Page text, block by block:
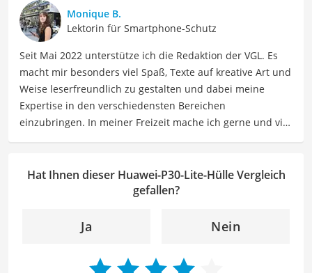
detaillierte Produktvergleiche, Kaufberatungen und
technische Analysen, um Verbrauchern dabei zu helfen,
sowohl informierte Entscheidungen zu treffen als auch
die besten elektronischen Lösungen für ihre Bedürfnisse
zu finden.
Der Huawei-P30-Lite-Hülle-Vergleich ist aus unserer Sicht
besonders empfehlenswert fürSmartphone-Nutzer
Monique B.
Lektorin für Smartphone-Schutz
Seit Mai 2022 unterstütze ich die Redaktion der VGL. Es
macht mir besonders viel Spaß, Texte auf kreative Art und
Weise leserfreundlich zu gestalten und dabei meine
Expertise in den verschiedensten Bereichen
einzubringen. In meiner Freizeit mache ich gerne und viel
Klarheit, Verständlichkeit und stilistische Korrektheit zu
überprüfen. Mein Ziel ist es dabei, die Qualität und den
angenehme Leseerfahrung zu bieten. Durch meine
beitragen, dass die Inhalte unserer Redaktion optimal
Hat Ihnen dieser Huawei-P30-Lite-Hülle Vergleich
gefallen?
Ja Nein